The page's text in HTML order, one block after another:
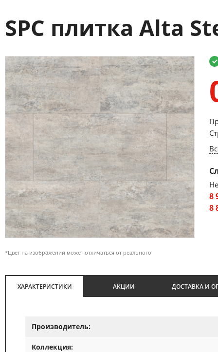
SPC плитка Alta
*Цвет на изображении может отличаться от реального
8
8
ХАРАКТЕРИСТИКИ АКЦИИ ДОСТАВКА И
Производитель:
Коллекция: